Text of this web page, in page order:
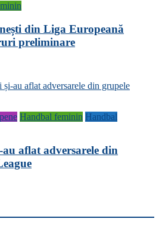
din Liga Europeană
preliminare
Handbal feminin Handbal
aflat adversarele din